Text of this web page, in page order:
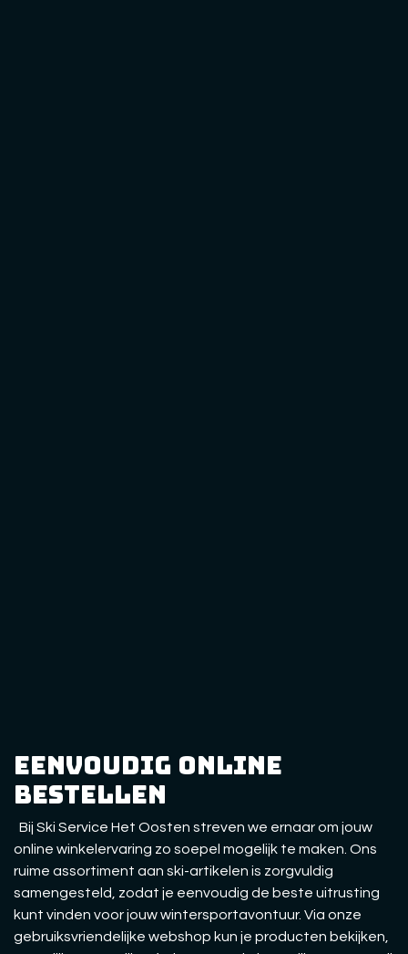
eenvoudig online
bestellen
Bij Ski Service Het Oosten streven we ernaar om jouw
online winkelervaring zo soepel mogelijk te maken. Ons
ruime assortiment aan ski-artikelen is zorgvuldig
samengesteld, zodat je eenvoudig de beste uitrusting
kunt vinden voor jouw wintersportavontuur. Via onze
gebruiksvriendelijke webshop kun je producten bekijken,